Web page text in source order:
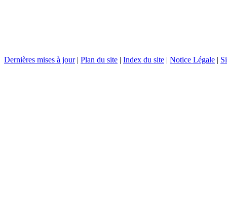
Dernières mises à jour| Plan du site | Index du site | Notice Légale |